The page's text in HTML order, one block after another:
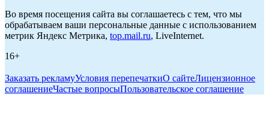
Во время посещения сайта вы соглашаетесь с тем, что мы
обрабатываем ваши персональные данные с использованием
метрик Яндекс Метрика, top.mail.ru, LiveInternet.
16+
Заказать рекламуУсловия перепечаткиО сайтеЛицензионное
соглашениеЧастые вопросыПользовательское соглашение